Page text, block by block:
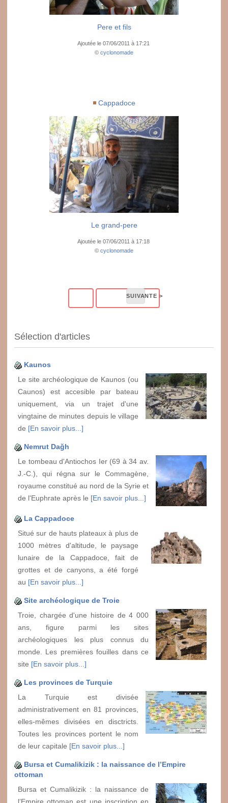
Pere et fils
Ajoutée le 07/06/2011 à 17:21
© cyclonomade
Cappadoce
Le grand-pere
Ajoutée le 07/06/2011 à 17:18
© cyclonomade
Sélection d'articles
Kaunos
Le site archéologique de Kaunos (ou
Caunos) est accesible par bateau
uniquement, via un trajet d'une
vingtaine de minutes depuis le village
de [En savoir plus...]
Nemrut Dağh
Le tombeau d'Antiochos Ier (69 à 34 av.
J.-C.), qui régna sur le Commagène,
royaume constitué au nord de la Syrie et
de l'Euphrate après le [En savoir plus...]
La Cappadoce
Situé sur de hauts plateaux à plus de
1000 mètres d'altitude, le paysage
lunaire de la Cappadoce, fait de
grottes et de canyons, a été forgé
au [En savoir plus...]
Site archéologique de Troie
Troie, chargée d'une histoire de 4 000
ans, figure parmi les sites
archéologiques les plus connus du
monde. Les premières fouilles dans ce
site [En savoir plus...]
Les provinces de Turquie
La Turquie est divisée
administrativement en 81 provinces,
elles-mêmes divisées en disctricts.
Toutes les provinces portent le nom
de leur capitale [En savoir plus...]
Bursa et Cumalikizik : la naissance de l’Empire
ottoman
Bursa et Cumalikizik : la naissance de